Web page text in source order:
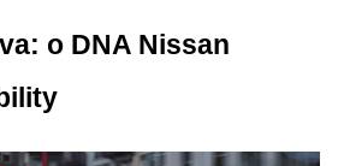
o DNA Nissan